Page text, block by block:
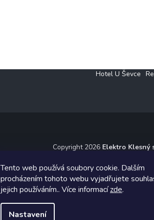
Tento web používá soubory cookie. Dalším
procházením tohoto webu vyjadřujete
jejich používáním.. Více informacízde.
Nastavení
Hotel U Ševce
Copyright 2026 Elektro Klesný